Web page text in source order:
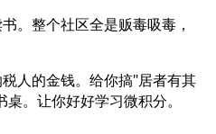
。整个社区全是贩毒吸毒，
人的金钱。给你搞"居者有其
。让你好好学习微积分。